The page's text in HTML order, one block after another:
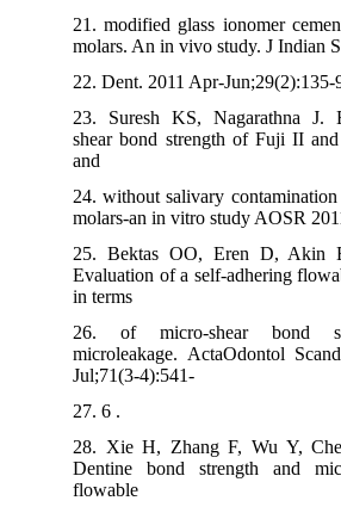
21. modified glass ionomer
molars. An in vivo study. J Indian
22. Dent. 2011 Apr-
23. Suresh KS, Nagarathna
shear bond strength of Fuji II
and
24. without salivary
molars-an in vitro study AOSR
25. Bektas OO, Eren D,
Evaluation of a self-adhering
in terms
26. of micro-shear bond
microleakage. ActaOdontol
Jul;71(3-4):541-
27. 6 .
28. Xie H, Zhang F, Wu Y,
Dentine bond strength and
flowable